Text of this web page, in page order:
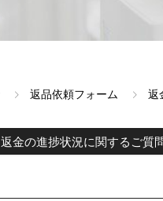
返品依頼フォーム 返
返金の進捗状況に関するご質